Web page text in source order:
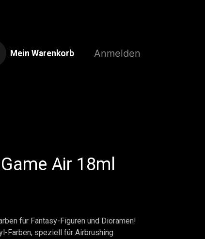
Mein Warenkorb Anmelden
Air 18ml
für Fantasy-Figuren und Dioramen!
Farben, speziell für Airbrushing